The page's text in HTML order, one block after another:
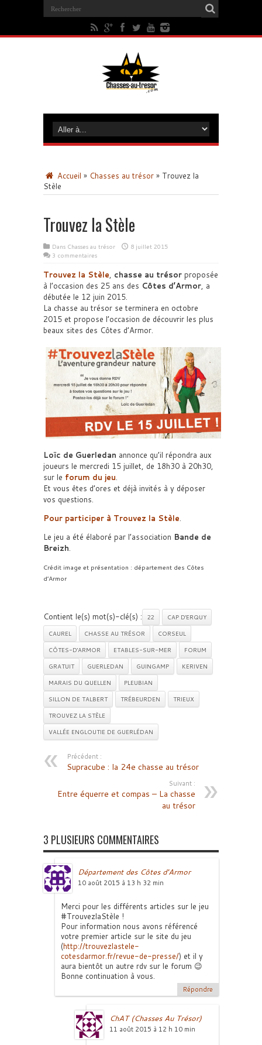
Accueil » Chasses au trésor » Trouvez la
Stèle
Trouvez la Stèle
Dans Chasses au trésor
8 juillet 2015
3 commentaires
Trouvez la Stèle, chasse au trésor proposée
à l’occasion des 25 ans des Côtes d’Armor, a
débutée le 12 juin 2015.
La chasse au trésor se terminera en octobre
2015 et propose l’occasion de découvrir les plus
beaux sites des Côtes d’Armor.
Loïc de Guerledan annonce qu’il répondra aux
joueurs le mercredi 15 juillet, de 18h30 à 20h30,
sur le forum du jeu.
Et vous êtes d’ores et déjà invités à y déposer
vos questions.
Pour participer à Trouvez la Stèle.
Le jeu a été élaboré par l’association Bande de
Breizh.
Crédit image et présentation : département des Côtes
d’Armor
Contient le(s) mot(s)-clé(s) : 22
CAP D'ERQUY
CAUREL
CHASSE AU TRÉSOR
CORSEUL
CÔTES-D'ARMOR
ETABLES-SUR-MER
FORUM
GRATUIT
GUERLEDAN GUINGAMP
KERIVEN
MARAIS DU QUELLEN
PLEUBIAN
SILLON DE TALBERT
TRÉBEURDEN
TRIEUX
TROUVEZ LA STÈLE
VALLÉE ENGLOUTIE DE GUERLÉDAN
Précédent :
Supracube : la 24e chasse au trésor
Suivant :
Entre équerre et compas – La chasse
au trésor
3 PLUSIEURS COMMENTAIRES
Département des Côtes d'Armor
10 août 2015 à 13 h 32 min
Merci pour les différents articles sur le jeu
#TrouvezlaStèle !
Pour information nous avons référencé
votre premier article sur le site du jeu
(http://trouvezlastele-
cotesdarmor.fr/revue-de-presse/) et il y
aura bientôt un autre rdv sur le forum 😉
Bonne continuation à vous.
Répondre
ChAT (Chasses Au Trésor)
11 août 2015 à 12 h 10 min